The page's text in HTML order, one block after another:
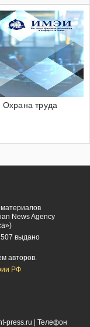
Охрана труда
News Agency
выдано
авторов.
РФ
press.ru | Телефон